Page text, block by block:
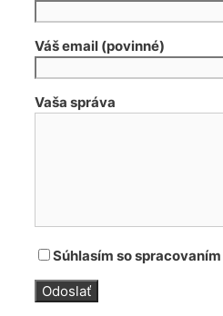
Váš email (povinné)
Vaša správa
Súhlasím so spracovaním